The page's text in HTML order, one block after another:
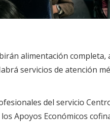
alimentación completa,
servicios de atención
del servicio
Apoyos Económicos